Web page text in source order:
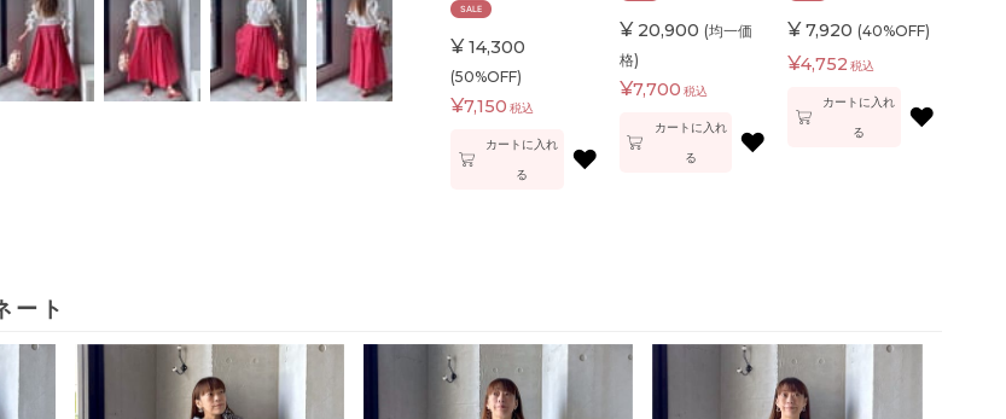
SALE
¥ 14,300
(50%OFF)
¥7,150 税込
カートに入れ
る ♥
¥ 20,900 (均一価
格)
¥7,700 税込
カートに入れ
る ♥
¥ 7,920 (40%OFF)
¥4,752 税込
カートに入れ
る ♥
ート